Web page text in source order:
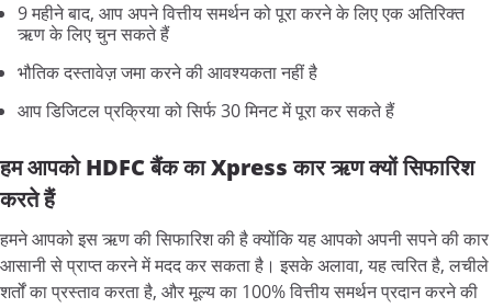
9 महीने बाद, आप अपने वित्तीय समर्थन को पूरा करने के लिए एक अतिरिक्त
ऋण के लिए चुन सकते हैं
भौतिक दस्तावेज़ जमा करने की आवश्यकता नहीं है
आप डिजिटल प्रक्रिया को सिर्फ 30 मिनट में पूरा कर सकते हैं
हमआपको HDFCबैंकका Xpressकारऋणक्योंसिफारिश
करतेहैं
हमने आपको इस ऋण की सिफारिश की है क्योंकि यह आपको अपनी सपने की कार
आसानी से प्राप्त करने में मदद कर सकता है। इसके अलावा, यह त्वरित है, लचीले
शर्तों का प्रस्ताव करता है, और मूल्य का 100% वित्तीय समर्थन प्रदान करने की